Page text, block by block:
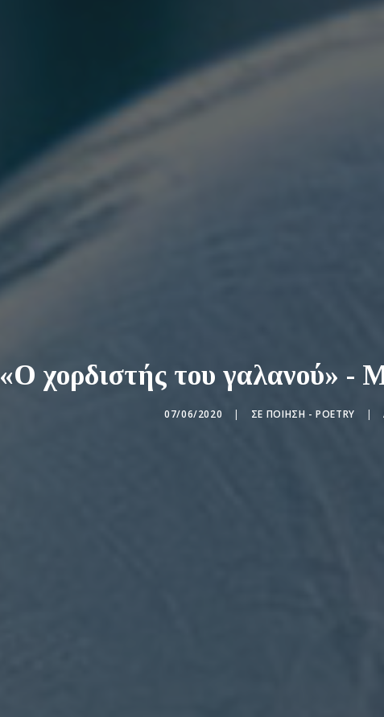
«Ο χορδιστής του γαλανού» -
07/06/2020 | ΣΕ ΠΟΊΗΣΗ - POETRY |